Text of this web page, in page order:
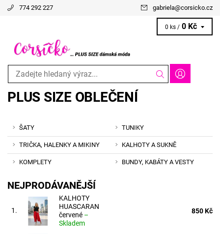
774 292 227 gabriela@corsicko.cz
0 ks / 0 Kč
PLUS SIZE OBLEČENÍ
ŠATY TUNIKY
TRIČKA, HALENKY A MIKINY KALHOTY A SUKNĚ
KOMPLETY BUNDY, KABÁTY A VESTY
NEJPRODÁVANĚJŠÍ
1.
KALHOTY
HUASCARAN
červené –
Skladem
850 Kč